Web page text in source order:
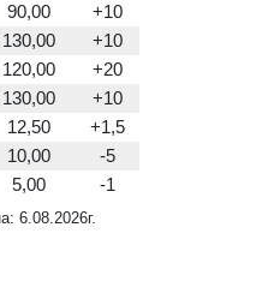
90,00
+10
130,00
+10
120,00
+20
130,00
+10
12,50
+1,5
10,00
-5
5,00 -1
6.08.2026г.